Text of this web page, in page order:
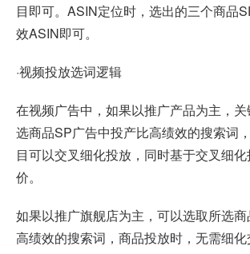
目即可。ASIN定位时，选出的三个商品
效ASIN即可。
·视频投放选词逻辑
在视频广告中，如果以推广产品为主，
选商品SP广告中投产比高绩效的搜索词
目可以交叉细化投放，同时基于交叉细
价。
如果以推广旗舰店为主，可以选取所选
高绩效的搜索词，商品投放时，无需细化